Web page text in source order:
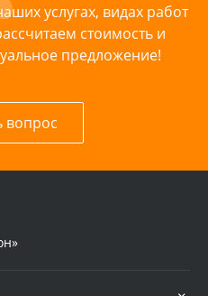
услугах, видах работ
стоимость и
предложение!
вопрос